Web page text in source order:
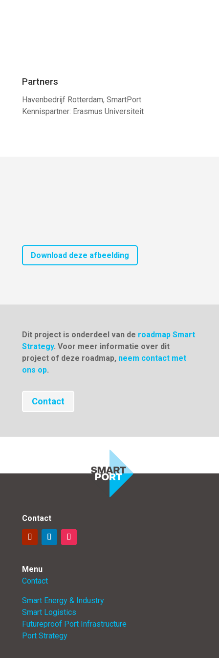
Partners
Havenbedrijf Rotterdam, SmartPort
Kennispartner: Erasmus Universiteit
Download deze afbeelding
Dit project is onderdeel van de roadmap Smart
Strategy. Voor meer informatie over dit
project of deze roadmap, neem contact met
ons op.
Contact
Contact
Menu
Contact
Smart Energy & Industry
Smart Logistics
Futureproof Port Infrastructure
Port Strategy